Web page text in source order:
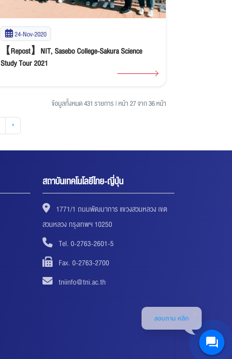
24-Nov-2020
【Repost】NIT, Sasebo College-Sakura Science
Study Tour 2021
ข้อมูลทั้งหมด 431 รายการ|หน้า 27 จาก 36 หน้า
›
สถาบันเทคโนโลยีไทย-ญี่ปุ่น
1771/1 ถนนพัฒนาการ แขวงสวนหลวง เขต
สวนหลวง กรุงเทพฯ 10250
Tel. 0-2763-2601-5
Fax. 0-2763-2700
tniinfo@tni.ac.th
สอบถาม คลิก